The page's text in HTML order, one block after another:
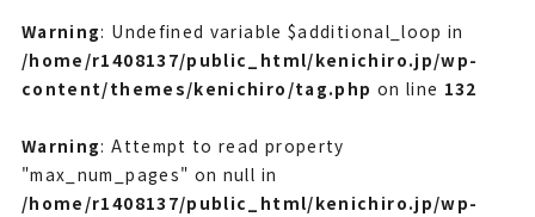
Warning: Undefined variable $additional_loop in
/home/r1408137/public_html/kenichiro.jp/wp-
content/themes/kenichiro/tag.php on line 132
Warning: Attempt to read property
"max_num_pages" on null in
/home/r1408137/public_html/kenichiro.jp/wp-